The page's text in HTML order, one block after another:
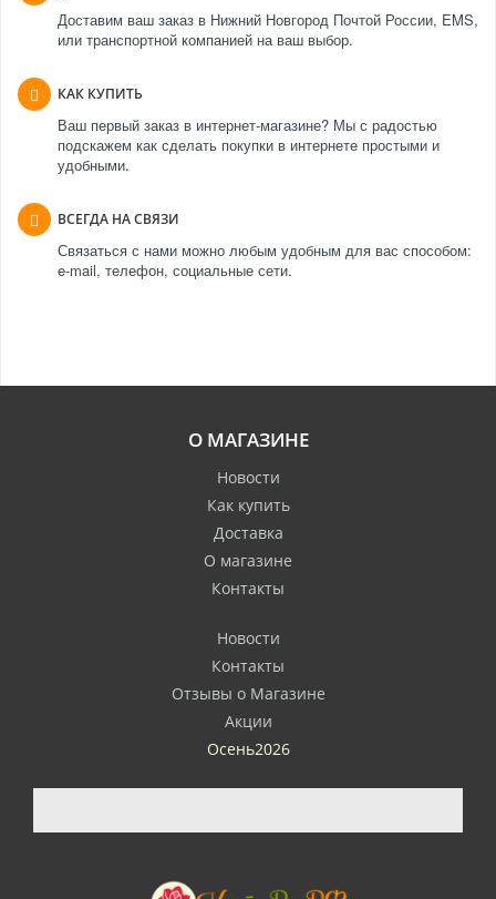
Доставим ваш заказ в Нижний Новгород Почтой России, EMS,
или транспортной компанией на ваш выбор.
КАК КУПИТЬ
Ваш первый заказ в интернет-магазине? Мы с радостью
подскажем как сделать покупки в интернете простыми и
удобными.
ВСЕГДА НА СВЯЗИ
Связаться с нами можно любым удобным для вас способом:
e-mail, телефон, социальные сети.
О МАГАЗИНЕ
Новости
Как купить
Доставка
О магазине
Контакты
Новости
Контакты
Отзывы о Магазине
Акции
Осень2026